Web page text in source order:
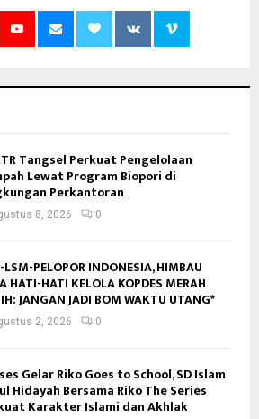
Tangsel Perkuat Pengelolaan
Lewat Program Biopori di
Perkantoran
8, 2026 0
LSM-PELOPOR INDONESIA, HIMBAU
HATI-HATI KELOLA KOPDES MERAH
JANGAN JADI BOM WAKTU UTANG*
2, 2026 0
Gelar Riko Goes to School, SD Islam
Hidayah Bersama Riko The Series
Karakter Islami dan Akhlak